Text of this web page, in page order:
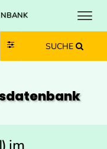
Inhalt springen
Navmenü springen
Suche springen
Footer springen
SUCHE